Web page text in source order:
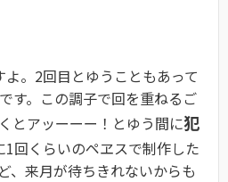
よ。2回目とゆうこともあって
す。この調子で回を重ねるご
とアッーーー！とゆう間に犯
1回くらいのペヱスで制作した
、来月が待ちきれないからも